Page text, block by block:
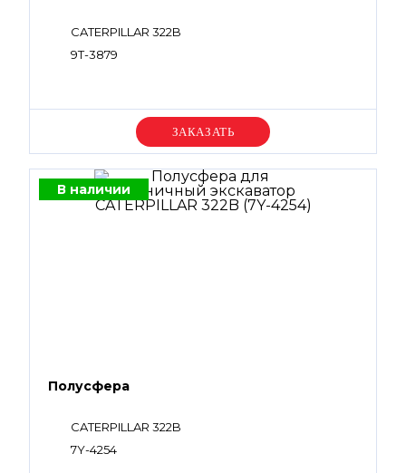
CATERPILLAR 322B
9T-3879
Уточняйте цену
В наличии
Полусфера
CATERPILLAR 322B
7Y-4254